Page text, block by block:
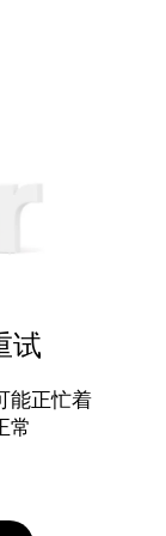
试
能正忙着
常